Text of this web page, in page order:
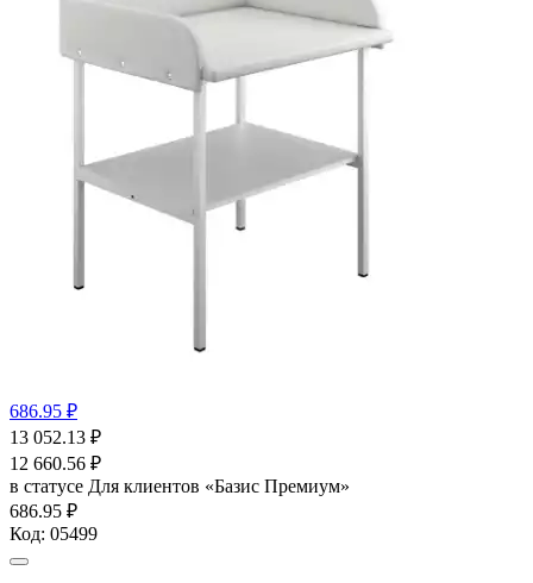
686.95 ₽
13 052.13 ₽
12 660.56 ₽
в статусе Для клиентов «Базис Премиум»
686.95 ₽
Код: 05499